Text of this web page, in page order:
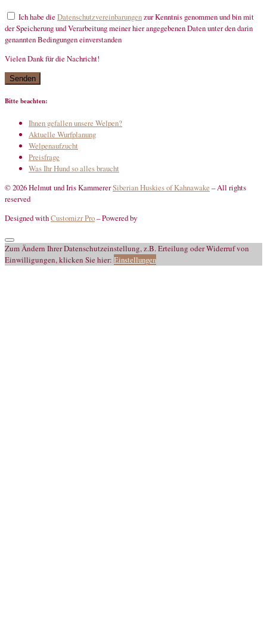
Ich habe dieDatenschutzvereinbarungenzur Kenntnis genommen und bin mit
der Speicherung und Verarbeitung meiner hier angegebenen Daten unter den darin
genannten Bedingungen einverstanden
Vielen Dank für die Nachricht!
mandatory
Bitte beachten:
Ihnen gefallen unsere Welpen?
Aktuelle Wurfplanung
Welpenaufzucht
Preisfrage
Was Ihr Hund so alles braucht
© 2026 Helmut und Iris KammererSiberian Huskies of Kahnawake –All rights
reserved
Designed withCustomizr Pro–Powered by
Zum Ändern Ihrer Datenschutzeinstellung, z.B. Erteilung oder Widerruf von
Einwilligungen, klicken Sie hier: Einstellungen